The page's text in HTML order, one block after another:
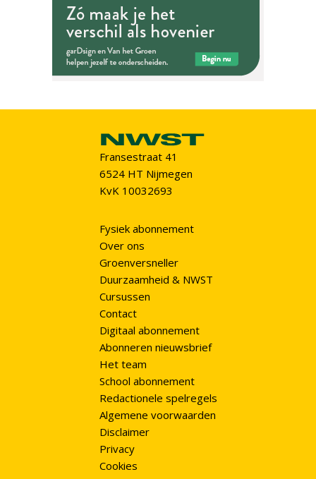
Fransestraat 41
6524 HT Nijmegen
KvK 10032693
Fysiek abonnement
Over ons
Groenversneller
Duurzaamheid & NWST
Cursussen
Contact
Digitaal abonnement
Abonneren nieuwsbrief
Het team
School abonnement
Redactionele spelregels
Algemene voorwaarden
Disclaimer
Privacy
Cookies